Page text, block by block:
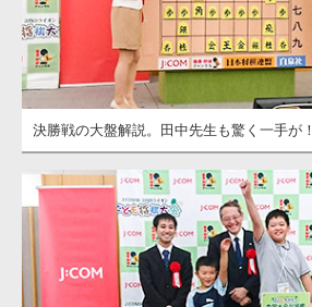
決勝戦の大盤解説。田中先生も驚く一手が！